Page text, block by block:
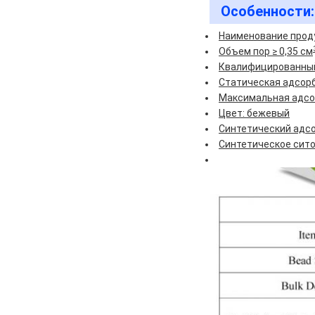
Особенности:
Наименование
Объем пор ≥ 0,35 см
Статическая
Максимальная
Цвет: бежевый
Синтетический
Синтетическое